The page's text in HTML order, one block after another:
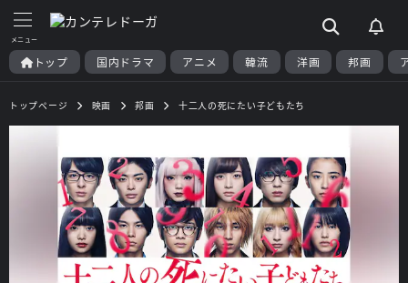
トップ 国内ドラマ アニメ 韓流 洋画 邦画
トップページ 映画 邦画 十二人の死にたい子どもたち